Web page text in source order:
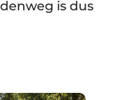
is dus